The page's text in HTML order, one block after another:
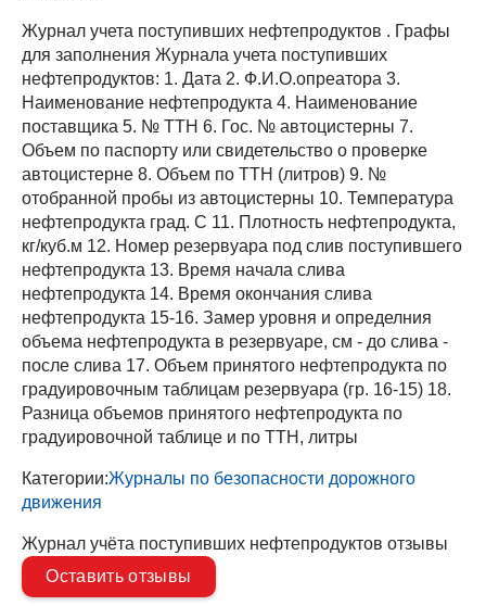
Журнал учета поступивших нефтепродуктов . Графы
для заполнения Журнала учета поступивших
нефтепродуктов: 1. Дата 2. Ф.И.О.опреатора 3.
Наименование нефтепродукта 4. Наименование
поставщика 5. № ТТН 6. Гос. № автоцистерны 7.
Объем по паспорту или свидетельство о проверке
автоцистерне 8. Объем по ТТН (литров) 9. №
отобранной пробы из автоцистерны 10. Температура
нефтепродукта град. С 11. Плотность нефтепродукта,
кг/куб.м 12. Номер резервуара под слив поступившего
нефтепродукта 13. Время начала слива
нефтепродукта 14. Время окончания слива
нефтепродукта 15-16. Замер уровня и определния
объема нефтепродукта в резервуаре, см - до слива -
после слива 17. Объем принятого нефтепродукта по
градуировочным таблицам резервуара (гр. 16-15) 18.
Разница объемов принятого нефтепродукта по
градуировочной таблице и по ТТН, литры
Категории:Журналы по безопасности дорожного
движения
Журнал учёта поступивших нефтепродуктов отзывы
Оставить отзывы